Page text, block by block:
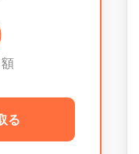
る